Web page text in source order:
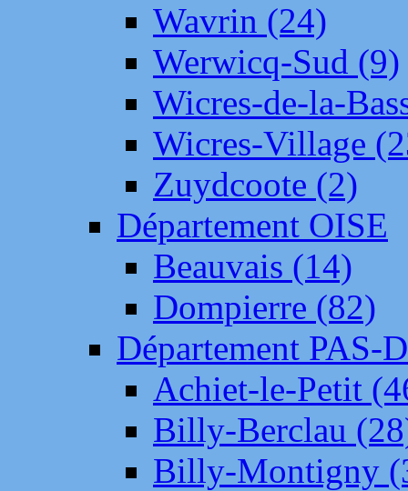
Wavrin (24)
Werwicq-Sud (9)
Wicres-de-la-
Wicres-Village
Zuydcoote (2)
Département OISE
Beauvais (14)
Dompierre (82)
Département PAS-
Achiet-le-Petit
Billy-Berclau
Billy-Montigny